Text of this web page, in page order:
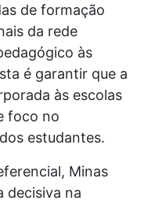
de formação
da rede
às
é garantir que a
às escolas
foco no
estudantes.
Minas
decisiva na